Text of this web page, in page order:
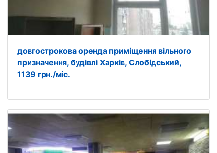
довгострокова оренда приміщення вільного
призначення, будівлі Харків, Слобідський,
1139 грн./міс.